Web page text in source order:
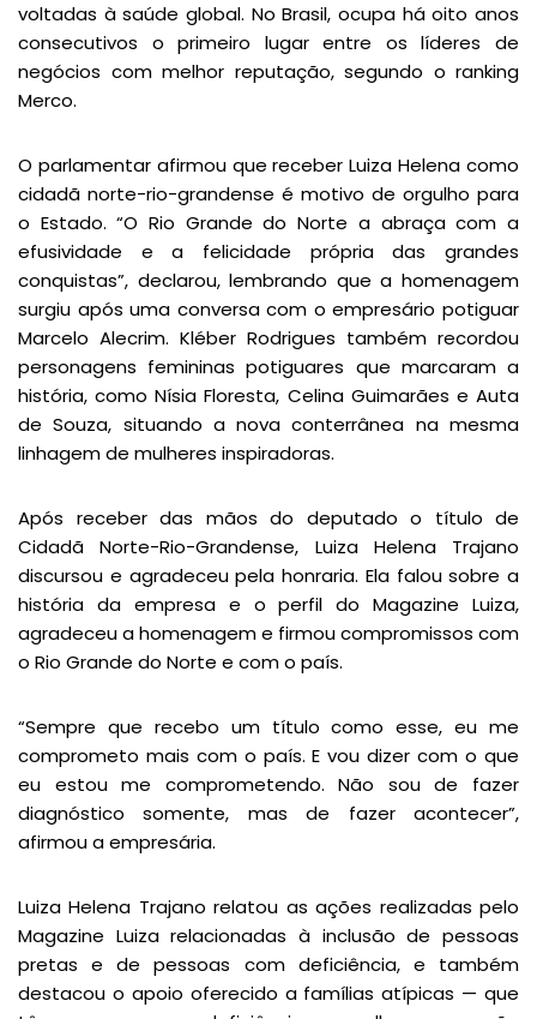
voltadas à saúde global. No Brasil, ocupa há oito anos
consecutivos o primeiro lugar entre os líderes de
negócios com melhor reputação, segundo o ranking
Merco.
O parlamentar afirmou que receber Luiza Helena como
cidadã norte-rio-grandense é motivo de orgulho para
o Estado. “O Rio Grande do Norte a abraça com a
efusividade e a felicidade própria das grandes
conquistas”, declarou, lembrando que a homenagem
surgiu após uma conversa com o empresário potiguar
Marcelo Alecrim. Kléber Rodrigues também recordou
personagens femininas potiguares que marcaram a
história, como Nísia Floresta, Celina Guimarães e Auta
de Souza, situando a nova conterrânea na mesma
linhagem de mulheres inspiradoras.
Após receber das mãos do deputado o título de
Cidadã Norte-Rio-Grandense, Luiza Helena Trajano
discursou e agradeceu pela honraria. Ela falou sobre a
história da empresa e o perfil do Magazine Luiza,
agradeceu a homenagem e firmou compromissos com
o Rio Grande do Norte e com o país.
“Sempre que recebo um título como esse, eu me
comprometo mais com o país. E vou dizer com o que
eu estou me comprometendo. Não sou de fazer
diagnóstico somente, mas de fazer acontecer”,
afirmou a empresária.
Luiza Helena Trajano relatou as ações realizadas pelo
Magazine Luiza relacionadas à inclusão de pessoas
pretas e de pessoas com deficiência, e também
destacou o apoio oferecido a famílias atípicas — que